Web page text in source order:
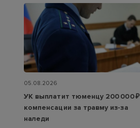
05.08.2026
УК выплатит тюменцу 200 000 ₽
компенсации за травму из-за
наледи